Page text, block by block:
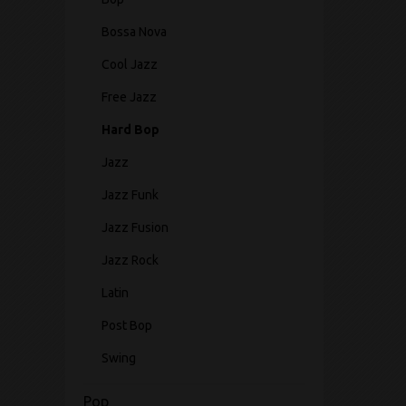
Bossa Nova
Cool Jazz
Free Jazz
Hard Bop
Jazz
Jazz Funk
Jazz Fusion
Jazz Rock
Latin
Post Bop
Swing
Pop